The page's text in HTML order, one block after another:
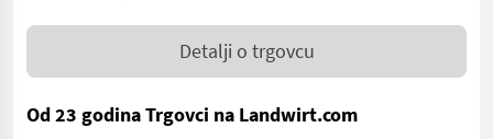
Detalji o trgovcu
Od 23 godina Trgovci na Landwirt.com